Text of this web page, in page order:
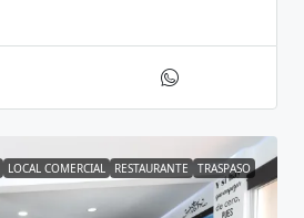
LOCAL COMERCIAL RESTAURANTE TRASPASO